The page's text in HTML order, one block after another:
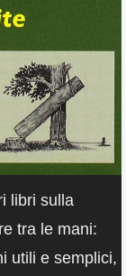
libri sulla
tra le mani:
utili e semplici,